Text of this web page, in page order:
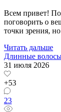
Всем привет!
поговорить о
точки зрения,
Читать дальше
Длинные
31 июля 2026
+53
23